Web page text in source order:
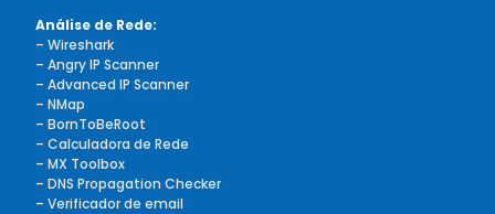
Análise de Rede:
– Wireshark
– Angry IP Scanner
– Advanced IP Scanner
– NMap
– BornToBeRoot
– Calculadora de Rede
– MX Toolbox
– DNS Propagation Checker
– Verificador de email